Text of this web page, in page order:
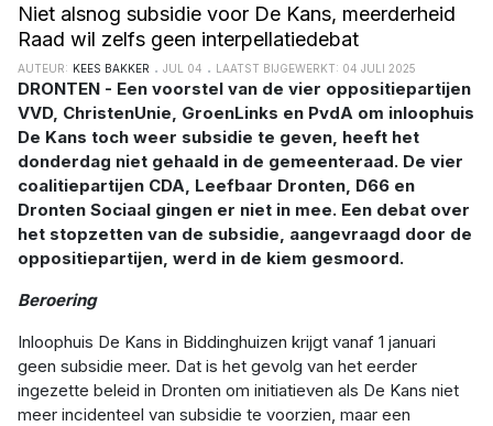
Niet alsnog subsidie voor De Kans, meerderheid
Raad wil zelfs geen interpellatiedebat
AUTEUR: KEES BAKKER JUL 04 LAATST BIJGEWERKT: 04 JULI 2025
DRONTEN - Een voorstel van de vier oppositiepartijen
VVD, ChristenUnie, GroenLinks en PvdA om inloophuis
De Kans toch weer subsidie te geven, heeft het
donderdag niet gehaald in de gemeenteraad. De vier
coalitiepartijen CDA, Leefbaar Dronten, D66 en
Dronten Sociaal gingen er niet in mee. Een debat over
het stopzetten van de subsidie, aangevraagd door de
oppositiepartijen, werd in de kiem gesmoord.
Beroering
Inloophuis De Kans in Biddinghuizen krijgt vanaf 1 januari
geen subsidie meer. Dat is het gevolg van het eerder
ingezette beleid in Dronten om initiatieven als De Kans niet
meer incidenteel van subsidie te voorzien, maar een